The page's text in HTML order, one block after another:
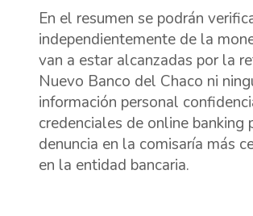
En el resumen se podrán
independientemente de la
van a estar alcanzadas por la
Nuevo Banco del Chaco ni
información personal
credenciales de online banking
denuncia en la comisaría más
en la entidad bancaria.